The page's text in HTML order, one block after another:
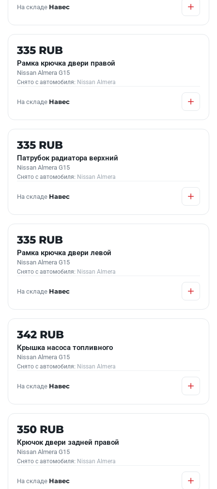
На складе Навес
Б/У В НАЛИЧИИ
335 RUB
Рамка крючка двери правой
Nissan Almera G15
Снято с автомобиля: Nissan Almera
На складе Навес
Б/У В НАЛИЧИИ
335 RUB
Патрубок радиатора верхний
Nissan Almera G15
Снято с автомобиля: Nissan Almera
На складе Навес
Б/У В НАЛИЧИИ
335 RUB
Рамка крючка двери левой
Nissan Almera G15
Снято с автомобиля: Nissan Almera
На складе Навес
Б/У В НАЛИЧИИ
342 RUB
Крышка насоса топливного
Nissan Almera G15
Снято с автомобиля: Nissan Almera
На складе Навес
Б/У В НАЛИЧИИ
350 RUB
Крючок двери задней правой
Nissan Almera G15
Снято с автомобиля: Nissan Almera
На складе Навес